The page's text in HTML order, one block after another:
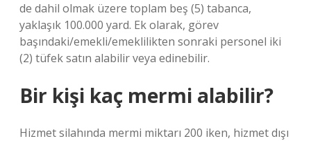
de dahil olmak üzere toplam beş (5) tabanca,
yaklaşık 100.000 yard. Ek olarak, görev
başındaki/emekli/emeklilikten sonraki personel iki
(2) tüfek satın alabilir veya edinebilir.
Bir kişi kaç mermi alabilir?
Hizmet silahında mermi miktarı 200 iken, hizmet dışı